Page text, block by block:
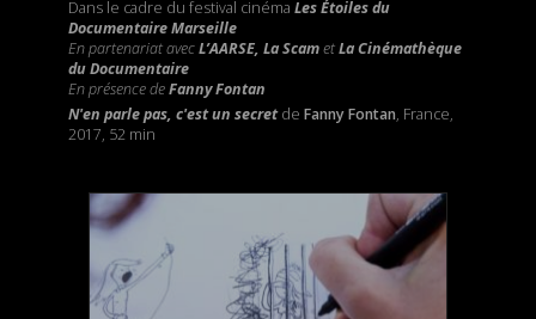
Dans le cadre du festival cinéma Les Étoiles du
Documentaire Marseille
En partenariat avecL’AARSE, La ScametLa Cinémathèque
du Documentaire
En présence deFanny Fontan
N'en parle pas, c'est un secretde Fanny Fontan, France,
2017, 52 min